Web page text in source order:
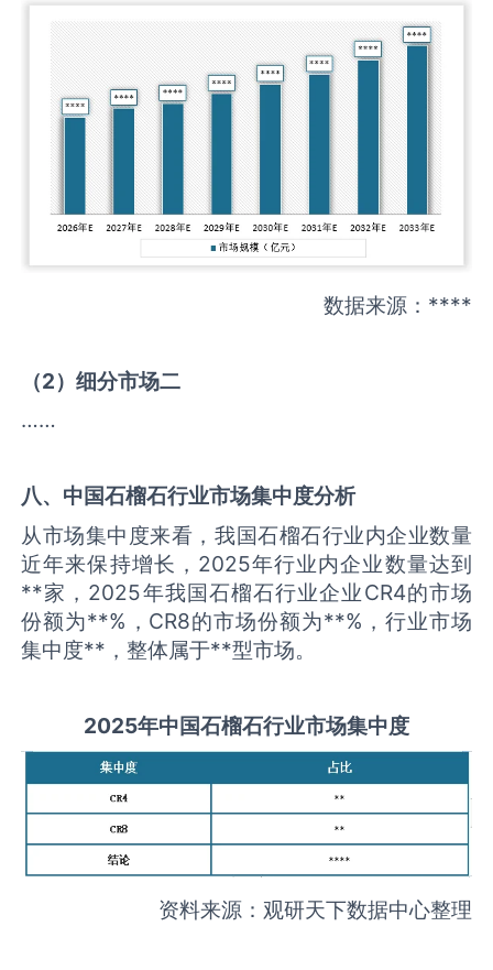
数据来源：****
（2）细分市场二
……
八、中国石榴石行业市场集中度分析
从市场集中度来看，我国石榴石行业内企业数量
近年来保持增长，2025年行业内企业数量达到
**家，2025年我国石榴石行业企业CR4的市场
份额为**%，CR8的市场份额为**%，行业市场
集中度**，整体属于**型市场。
2025年中国石榴石行业市场集中度
资料来源：观研天下数据中心整理